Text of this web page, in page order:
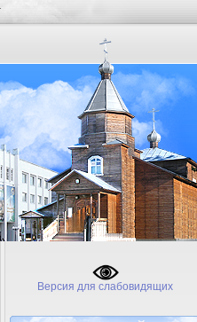
Версия для слабовидящих